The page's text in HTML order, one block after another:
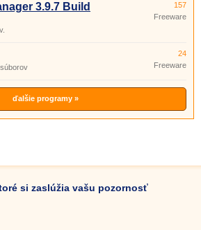
3.9.7 Build
157
Freeware
24
Freeware
ďalšie programy »
si zaslúžia vašu pozornosť